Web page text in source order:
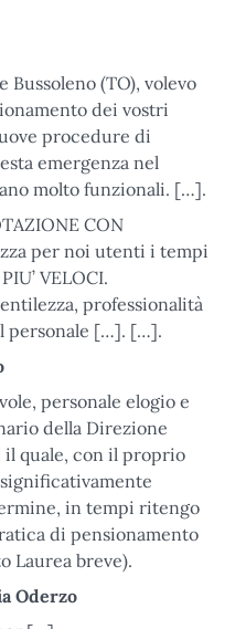
Bussoleno (TO), volevo
dei vostri
procedure di
emergenza nel
molto funzionali. […].
CON
per noi utenti i tempi
VELOCI.
professionalità
personale […]. […].
personale elogio e
della Direzione
quale, con il proprio
in tempi ritengo
di pensionamento
Laurea breve).
Oderzo